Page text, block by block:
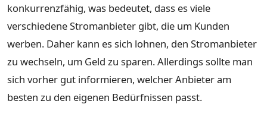
konkurrenzfähig, was bedeutet, dass es viele
verschiedene Stromanbieter gibt, die um Kunden
werben. Daher kann es sich lohnen, den Stromanbieter
zu wechseln, um Geld zu sparen. Allerdings sollte man
sich vorher gut informieren, welcher Anbieter am
besten zu den eigenen Bedürfnissen passt.